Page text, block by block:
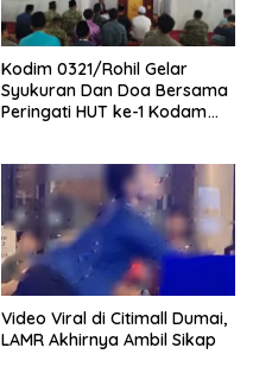
Kodim 0321/Rohil Gelar
Syukuran Dan Doa Bersama
Peringati HUT ke-1 Kodam
Video Viral di Citimall Dumai,
LAMR Akhirnya Ambil Sikap